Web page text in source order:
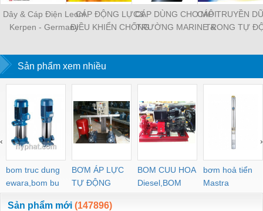
Dây & Cáp Điện Leoni
Kerpen - Germany
CÁP ĐỘNG LỰC&
ĐIỀU KHIỂN CHỐNG
CÁP DÙNG CHO MÔI
TRƯỜNG MARINE &
CÁP TRUYỀN
TRONG TỰ
Sản phẩm xem nhiều
bom truc dung
ewara,bom bu
ewara
BƠM ÁP LỰC
TỰ ĐỘNG
BOM CUU HOA
Diesel,BOM
CHUA CHAY
bơm hoả tiển
Mastra
‹ ›
Sản phẩm mới (147896)